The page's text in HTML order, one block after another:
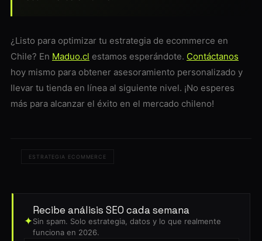
¿Listo para optimizar tu estrategia de ecommerce en
Chile? En Maduo.cl estamos esperándote. Contáctanos
hoy mismo para obtener asesoramiento personalizado y
llevar tu tienda en línea al siguiente nivel. ¡No esperes
más para alcanzar el éxito en el mercado chileno!
ESTRATEGIA ECOMMERCE
✦
Recibe análisis SEO cada semana
Sin spam. Solo estrategia, datos y lo que realmente
funciona en 2026.